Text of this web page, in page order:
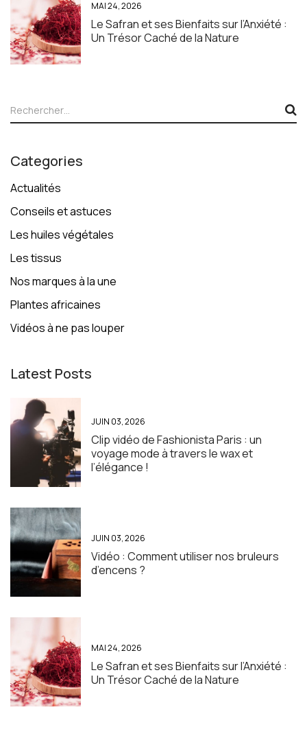
MAI 24, 2026
Le Safran et ses Bienfaits sur l’Anxiété :
Un Trésor Caché de la Nature
Categories
Actualités
Conseils et astuces
Les huiles végétales
Les tissus
Nos marques à la une
Plantes africaines
Vidéos à ne pas louper
Latest Posts
JUIN 03, 2026
Clip vidéo de Fashionista Paris : un
voyage mode à travers le wax et
l’élégance !
JUIN 03, 2026
Vidéo : Comment utiliser nos bruleurs
d’encens ?
MAI 24, 2026
Le Safran et ses Bienfaits sur l’Anxiété :
Un Trésor Caché de la Nature